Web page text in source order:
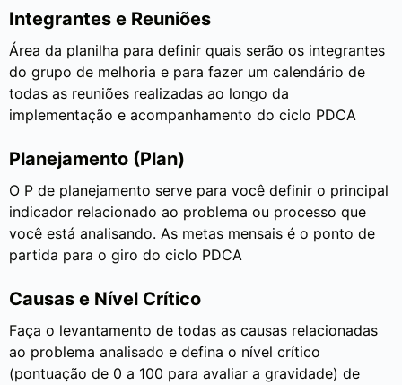
Integrantes e Reuniões
Área da planilha para definir quais serão os integrantes
do grupo de melhoria e para fazer um calendário de
todas as reuniões realizadas ao longo da
implementação e acompanhamento do ciclo PDCA
Planejamento (Plan)
O P de planejamento serve para você definir o principal
indicador relacionado ao problema ou processo que
você está analisando. As metas mensais é o ponto de
partida para o giro do ciclo PDCA
Causas e Nível Crítico
Faça o levantamento de todas as causas relacionadas
ao problema analisado e defina o nível crítico
(pontuação de 0 a 100 para avaliar a gravidade) de